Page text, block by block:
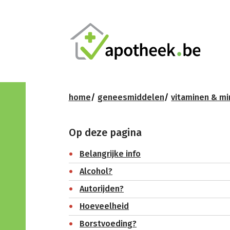
home geneesmiddelen vitaminen &
Op deze pagina
Belangrijke info
Alcohol?
Autorijden?
Hoeveelheid
Borstvoeding?